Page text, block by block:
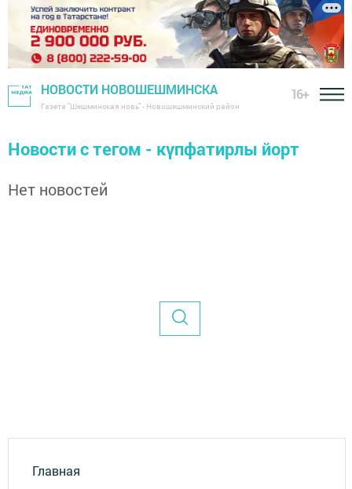
НОВОСТИ НОВОШЕШМИНСКА
Газета "Шешминская новь" - Новошешминский район
16+
Новости с тегом - күпфатирлы йорт
Нет новостей
Главная